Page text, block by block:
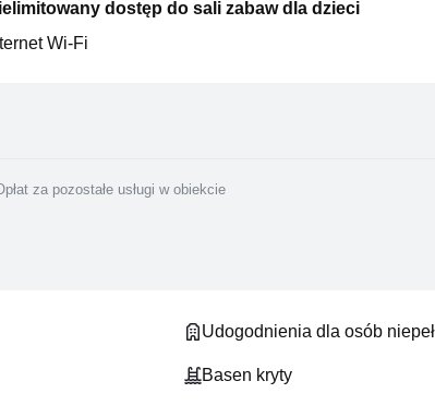
telewizor oraz liczne udogodnienia, m.in.: sejf,
dostęp do sali zabaw dla dzieci
Wi-Fi
za pozostałe usługi w obiekcie
Udogodnienia dla osób
Basen kryty